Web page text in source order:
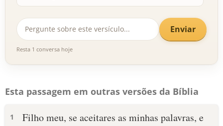
Enviar
Resta 1 conversa hoje
Esta passagem em outras versões da Bíblia
1
Filho meu, se aceitares as minhas palavras, e